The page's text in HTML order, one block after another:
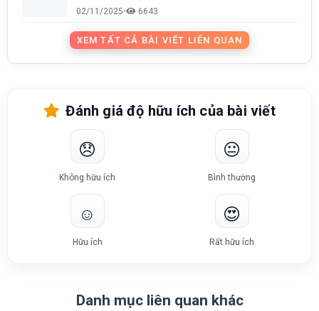
02/11/2025• 6643
XEM TẤT CẢ BÀI VIẾT LIÊN QUAN
Đánh giá độ hữu ích của bài viết
😞
Không hữu ích
😐
Bình thường
☺️
Hữu ích
😍
Rất hữu ích
Danh mục liên quan khác